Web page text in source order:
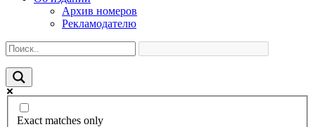
Архив номеров
Рекламодателю
Exact matches only